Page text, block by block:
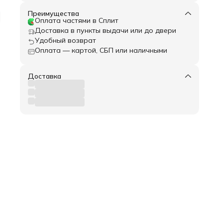
Преимущества
Оплата частями в Сплит
Доставка в пункты выдачи или до двери
Удобный возврат
Оплата — картой, СБП или наличными
Доставка